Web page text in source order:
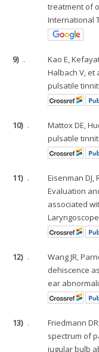
treatment of
International
9) .
Kao E,
Halbach V, et
pulsatile
10) .
Mattox DE,
pulsatile
11) .
Eisenman DJ,
Evaluation
associated
Laryngoscope
12) .
Wang JR,
dehiscence
ear
13) .
Friedmann
spectrum of
jugular bulb